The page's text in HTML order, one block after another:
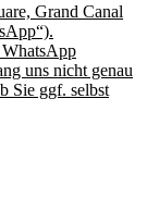
Grand Canal
WhatsApp
uns nicht genau
Sie ggf. selbst